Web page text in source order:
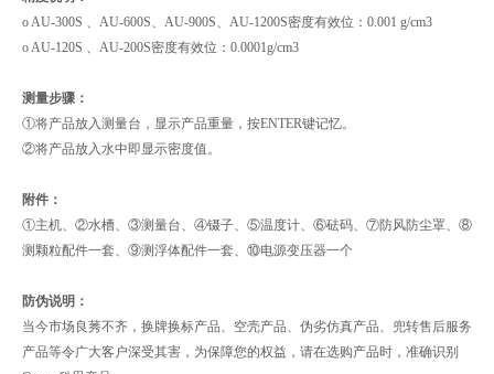
o AU-300S 、AU-600S、AU-900S、AU-1200S密度有效位：0.001 g/cm3
o AU-120S 、AU-200S密度有效位：0.0001g/cm3
测量步骤：
①将产品放入测量台，显示产品重量，按ENTER键记忆。
②将产品放入水中即显示密度值。
附件：
①主机、②水槽、③测量台、④镊子、⑤温度计、⑥砝码、⑦防风防尘罩、⑧
测颗粒配件一套、⑨测浮体配件一套、⑩电源变压器一个
防伪说明：
当今市场良莠不齐，换牌换标产品、空壳产品、伪劣仿真产品、兜转售后服务
产品等令广大客户深受其害，为保障您的权益，请在选购产品时，准确识别